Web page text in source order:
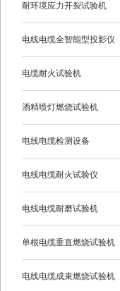
耐环境应力开裂试验机
电线电缆全智能型投影仪
电缆耐火试验机
酒精喷灯燃烧试验机
电线电缆检测设备
电线电缆耐火试验仪
电线电缆耐磨试验机
单根电缆垂直燃烧试验机
电线电缆成束燃烧试验机